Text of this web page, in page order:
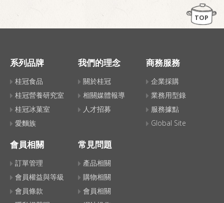
TOP
系列品牌
桂冠食品
桂冠營養研究室
桂冠冰菓室
愛麵族
我們的理念
關於桂冠
相關媒體報導
人才招募
商務服務
企業採購
業務用型錄
服務據點
Global Site
會員相關
訂單管理
會員權益與等級
會員條款
常見問題
產品相關
購物相關
會員相關